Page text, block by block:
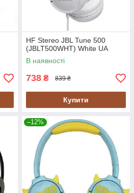
HF Stereo JBL Tune 500
(JBLT500WHT) White UA
В наявності
738 ₴ 839 ₴
Купити
–12%